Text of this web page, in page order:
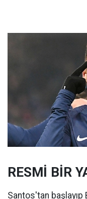
RESMİ BİR
Santos'tan başlayıp